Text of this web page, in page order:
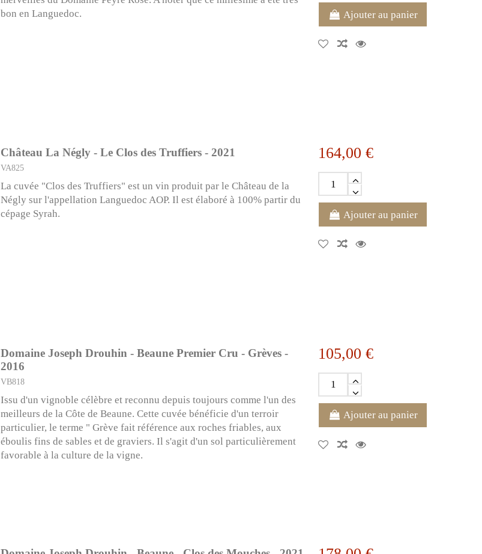
bon en Languedoc.
Ajouter au panier
Château La Négly - Le Clos des Truffiers - 2021
VA825
La cuvée "Clos des Truffiers" est un vin produit par le Château de la
Négly sur l'appellation Languedoc AOP. Il est élaboré à 100% partir du
cépage Syrah.
164,00 €
Ajouter au panier
Domaine Joseph Drouhin - Beaune Premier Cru - Grèves -
2016
VB818
Issu d'un vignoble célèbre et reconnu depuis toujours comme l'un des
meilleurs de la Côte de Beaune. Cette cuvée bénéficie d'un terroir
particulier, le terme " Grève fait référence aux roches friables, aux
éboulis fins de sables et de graviers. Il s'agit d'un sol particulièrement
favorable à la culture de la vigne.
105,00 €
Ajouter au panier